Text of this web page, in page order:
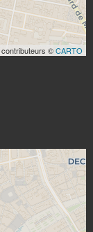
contributeurs ©CARTO